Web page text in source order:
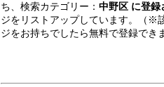
ち、検索カテゴリー： 中野区 に登録
ジをリストアップしています。（※
ジをお持ちでしたら無料で登録でき